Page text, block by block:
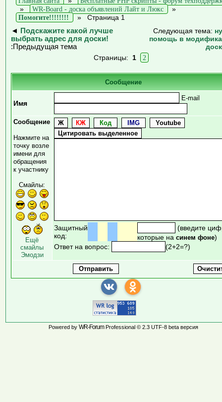
»
WR-Board - доска объявлений Лайт и Люкс
»
Помогите!!!!!!!!
» Страница 1
◄
Подскажите какой лучше
выбрать адрес для доски!
:Предыдущая тема
Следующая тема:
помощь в
Страницы: 1 2
Сообщение
Имя
E-mail
Сообщение
Нажмите на
точку возле
имени для
обращения
к участнику
Смайлы:
Ещё
смайлы
Эмодзи
Защитный
код:
(введите
которые на синем фоне)
Ответ на вопрос:
(2+2=?)
Powered by WR-ForumProfessional © 2.3 UTF-8 beta версия